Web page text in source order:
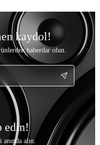
kaydol!
haberdar olun.
edin!
alın.